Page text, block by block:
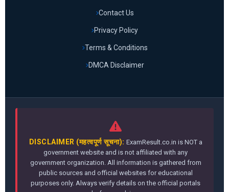
Contact Us
Privacy Policy
Terms & Conditions
DMCA Disclaimer
DISCLAIMER (महत्वपूर्ण सूचना): ExamResult.co.in is NOT a
government website and is not affiliated with any
government organization. All information is gathered from
public sources and official websites for educational
purposes only. Always verify details on the official portals